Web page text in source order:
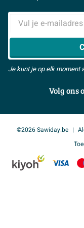
> Naar inspiratie
Samenwerken
> Alles over
E-mailadres
Je kunt je op elk moment
Volg ons
©2026 Sawiday.be